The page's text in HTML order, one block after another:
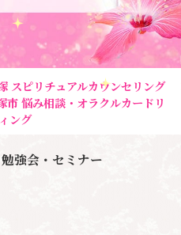
スピリチュアルカウンセリング
悩み相談・オラクルカードリ
ング
勉強会・セミナー